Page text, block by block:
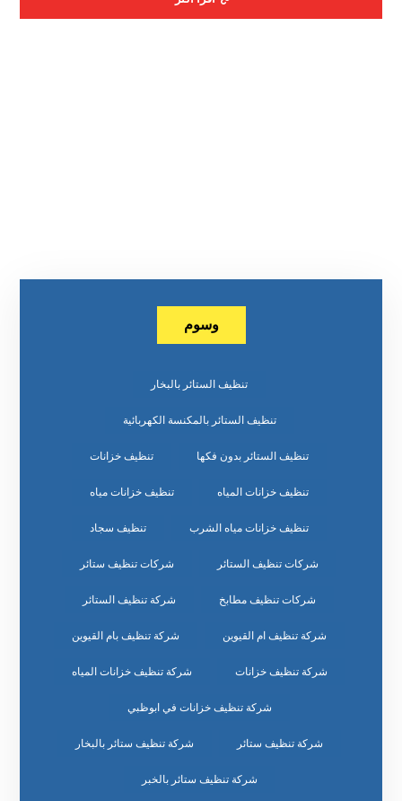
وسوم
تنظيف الستائر بالبخار
تنظيف الستائر بالمكنسة الكهربائية
تنظيف الستائر بدون فكها تنظيف خزانات
تنظيف خزانات المياه تنظيف خزانات مياه
تنظيف خزانات مياه الشرب تنظيف سجاد
شركات تنظيف الستائر شركات تنظيف ستائر
شركات تنظيف مطابخ شركة تنظيف الستائر
شركة تنظيف ام القيوين شركة تنظيف بام القيوين
شركة تنظيف خزانات شركة تنظيف خزانات المياه
شركة تنظيف خزانات في ابوظبي
شركة تنظيف ستائر شركة تنظيف ستائر بالبخار
شركة تنظيف ستائر بالخبر